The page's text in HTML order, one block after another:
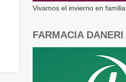
Vivamos el invierno en familia
FARMACIA DANERI